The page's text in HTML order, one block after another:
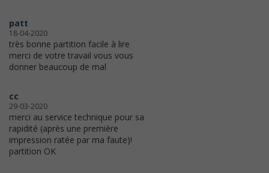
patt
18-04-2020
très bonne partition facile à lire
merci de votre travail vous vous
donner beaucoup de mal
cc
29-03-2020
merci au service technique pour sa
rapidité (après une première
impression ratée par ma faute)!
partition OK